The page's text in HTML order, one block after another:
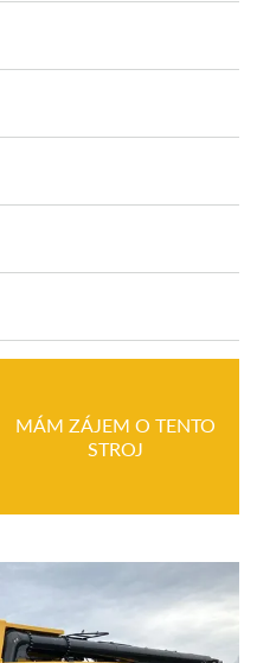
MÁM ZÁJEM O TENTO
STROJ